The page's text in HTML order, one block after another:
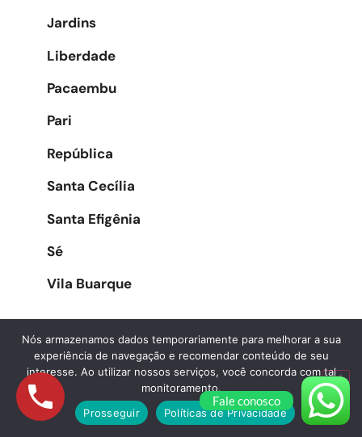
Jardins
Liberdade
Pacaembu
Pari
República
Santa Cecília
Santa Efigênia
Sé
Vila Buarque
Zona Oeste
Água Branca
Alphaville
Fale conosco
Nós armazenamos dados temporariamente para melhorar a sua
experiência de navegação e recomendar conteúdo de seu
interesse. Ao utilizar nossos serviços, você concorda com tal
monitoramento.
Prosseguir
Políticas de Privacidade